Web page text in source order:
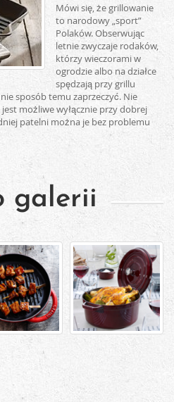
Mówi się, że grillowanie
to narodowy „sport”
Polaków. Obserwując
letnie zwyczaje rodaków,
którzy wieczorami w
ogrodzie albo na działce
spędzają przy grillu
sposób temu zaprzeczyć. Nie
możliwe wyłącznie przy dobrej
patelni można je bez problemu
galerii